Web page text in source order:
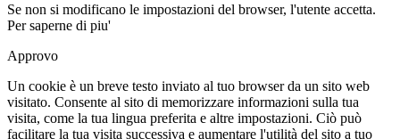
Se non si modificano le impostazioni del browser, l'utente accetta.
Per saperne di piu'
Approvo
Un cookie è un breve testo inviato al tuo browser da un sito web
visitato. Consente al sito di memorizzare informazioni sulla tua
visita, come la tua lingua preferita e altre impostazioni. Ciò può
facilitare la tua visita successiva e aumentare l'utilità del sito a tuo